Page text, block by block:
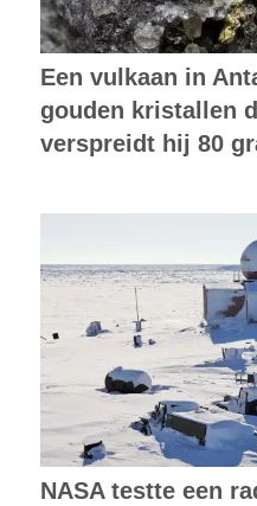
Een vulkaan in
gouden kristallen
verspreidt hij 80
NASA testte een